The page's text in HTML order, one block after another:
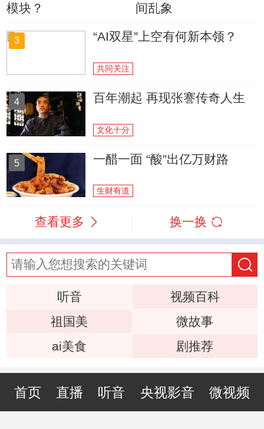
模块？
间乱象
3 “AI双星”上空有何新本领？
共同关注
4 百年潮起 再现张謇传奇人生
文化十分
5 一醋一面 “酸”出亿万财路
生财有道
查看更多 换一换
听音
视频百科
祖国美
微故事
ai美食
剧推荐
首页 直播 听音 央视影音 微视频